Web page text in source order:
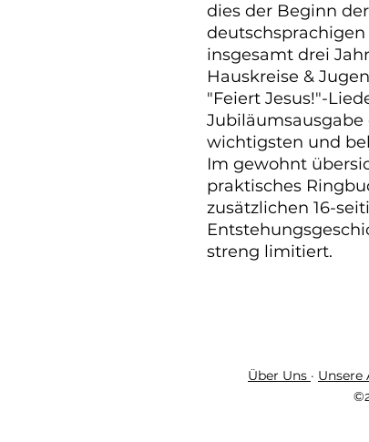
dies der Beginn
insgesamt drei
Hauskreise &
"Feiert Jesus!"-
wichtigsten und
Im gewohnt
praktisches
zusätzlichen 16-
streng limitiert.
Über Uns · Unsere